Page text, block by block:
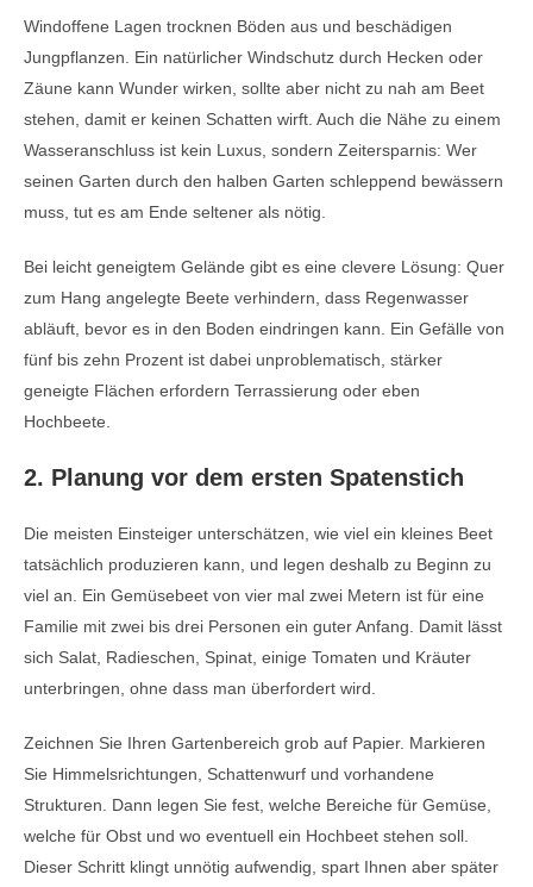
Windoffene Lagen trocknen Böden aus und beschädigen
Jungpflanzen. Ein natürlicher Windschutz durch Hecken oder
Zäune kann Wunder wirken, sollte aber nicht zu nah am Beet
stehen, damit er keinen Schatten wirft. Auch die Nähe zu einem
Wasseranschluss ist kein Luxus, sondern Zeitersparnis: Wer
seinen Garten durch den halben Garten schleppend bewässern
muss, tut es am Ende seltener als nötig.
Bei leicht geneigtem Gelände gibt es eine clevere Lösung: Quer
zum Hang angelegte Beete verhindern, dass Regenwasser
abläuft, bevor es in den Boden eindringen kann. Ein Gefälle von
fünf bis zehn Prozent ist dabei unproblematisch, stärker
geneigte Flächen erfordern Terrassierung oder eben
Hochbeete.
2. Planung vor dem ersten Spatenstich
Die meisten Einsteiger unterschätzen, wie viel ein kleines Beet
tatsächlich produzieren kann, und legen deshalb zu Beginn zu
viel an. Ein Gemüsebeet von vier mal zwei Metern ist für eine
Familie mit zwei bis drei Personen ein guter Anfang. Damit lässt
sich Salat, Radieschen, Spinat, einige Tomaten und Kräuter
unterbringen, ohne dass man überfordert wird.
Zeichnen Sie Ihren Gartenbereich grob auf Papier. Markieren
Sie Himmelsrichtungen, Schattenwurf und vorhandene
Strukturen. Dann legen Sie fest, welche Bereiche für Gemüse,
welche für Obst und wo eventuell ein Hochbeet stehen soll.
Dieser Schritt klingt unnötig aufwendig, spart Ihnen aber später